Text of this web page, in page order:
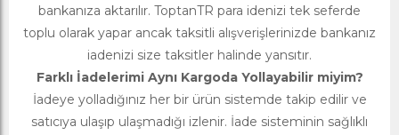
bankanıza aktarılır. ToptanTR para idenizi tek seferde
toplu olarak yapar ancak taksitli alışverişlerinizde bankanız
iadenizi size taksitler halinde yansıtır.
Farklı İadelerimi Aynı Kargoda Yollayabilir miyim?
İadeye yolladığınız her bir ürün sistemde takip edilir ve
satıcıya ulaşıp ulaşmadığı izlenir. İade sisteminin sağlıklı